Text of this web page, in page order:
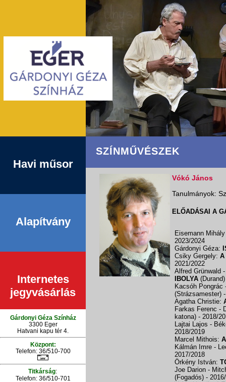
Havi műsor
Alapítvány
Internetes
jegyvásárlás
Gárdonyi Géza Színház
3300 Eger
Hatvani kapu tér 4.
Központ:
Telefon: 36/510-700
Titkárság:
Telefon: 36/510-701
SZÍNMŰVÉSZEK
Vókó János
Tanulmányok:
ELŐADÁSAI A
Eisemann
2023/2024
Gárdonyi Géza:
Csiky Gergely: A
2021/2022
Alfred Grünwald
IBOLYA
Kacsóh
(Strázsamester)
Agatha Christie:
Farkas Ferenc -
katona) - 2018/
Lajtai Lajos -
2018/2019
Marcel Mithois:
Kálmán Imre -
2017/2018
Örkény István:
Joe Darion -
(Fogadós) -